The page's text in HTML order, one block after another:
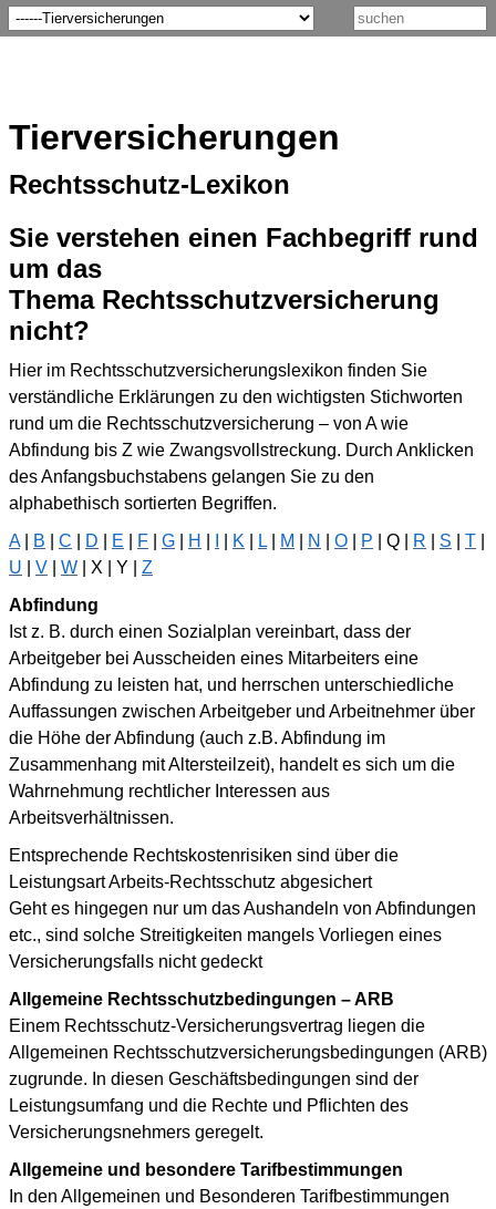
Tierversicherungen
Rechtsschutz-Lexikon
Sie verstehen einen Fachbegriff rund
um das
Thema Rechtsschutzversicherung
nicht?
Hier im Rechtsschutzversicherungslexikon finden Sie
verständliche Erklärungen zu den wichtigsten Stichworten
rund um die Rechtsschutzversicherung – von A wie
Abfindung bis Z wie Zwangsvollstreckung. Durch Anklicken
des Anfangsbuchstabens gelangen Sie zu den
alphabethisch sortierten Begriffen.
A| B C D E F G H K L M N O P | Q | R S T
U
V W | X | Y | Z
Abfindung
Ist z. B. durch einen Sozialplan vereinbart, dass der
Arbeitgeber bei Ausscheiden eines Mitarbeiters eine
Abfindung zu leisten hat, und herrschen unterschiedliche
Auffassungen zwischen Arbeitgeber und Arbeitnehmer über
die Höhe der Abfindung (auch z.B. Abfindung im
Zusammenhang mit Altersteilzeit), handelt es sich um die
Wahrnehmung rechtlicher Interessen aus
Arbeitsverhältnissen.
Entsprechende Rechtskostenrisiken sind über die
Leistungsart Arbeits-Rechtsschutz abgesichert
Geht es hingegen nur um das Aushandeln von Abfindungen
etc., sind solche Streitigkeiten mangels Vorliegen eines
Versicherungsfalls nicht gedeckt
Allgemeine Rechtsschutzbedingungen – ARB
Einem Rechtsschutz-Versicherungsvertrag liegen die
Allgemeinen Rechtsschutzversicherungsbedingungen (ARB)
zugrunde. In diesen Geschäftsbedingungen sind der
Leistungsumfang und die Rechte und Pflichten des
Versicherungsnehmers geregelt.
Allgemeine und besondere Tarifbestimmungen
In den Allgemeinen und Besonderen Tarifbestimmungen